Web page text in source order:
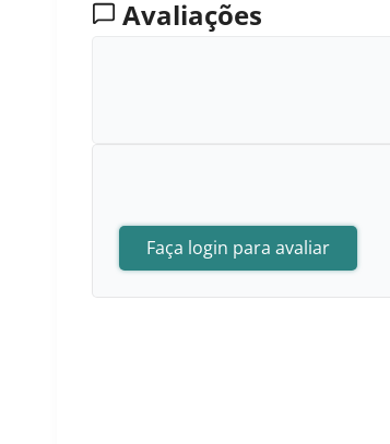
Avaliações
Faça login para avaliar